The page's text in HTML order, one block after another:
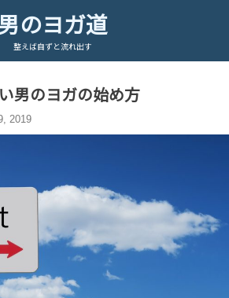
のヨガ道
整えば自ずと流れ出す
男のヨガの始め方
2019